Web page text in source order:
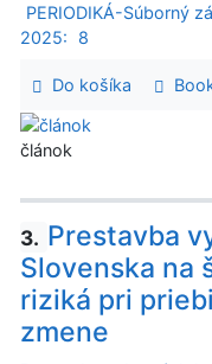
PERIODIKÁ-Súborný
2025:
8
Do košíka
článok
3. Prestavba
Slovenska na
riziká pri
zmene